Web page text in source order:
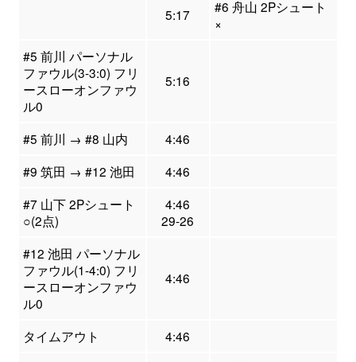
5:17
#6 舟山 2Pシュート
×
#5 前川 パーソナル
ファウル(3-3:0) フリ
ースローオンファウ
ル0
5:16
#5 前川 → #8 山内
4:46
#9 筑田 → #12 池田
4:46
#7 山下 2Pシュート
○(2点)
4:46
29-26
#12 池田 パーソナル
ファウル(1-4:0) フリ
ースローオンファウ
ル0
4:46
タイムアウト 4:46